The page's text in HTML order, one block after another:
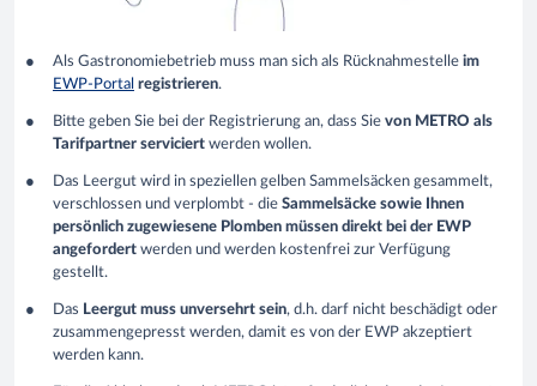
Als Gastronomiebetrieb muss man sich als Rücknahmestelle im
EWP-Portal registrieren.
Bitte geben Sie bei der Registrierung an, dass Sie von METRO als
Tarifpartner serviciert werden wollen.
Das Leergut wird in speziellen gelben Sammelsäcken gesammelt,
verschlossen und verplombt - die Sammelsäcke sowie Ihnen
persönlich zugewiesene Plomben müssen direkt bei der EWP
angefordert werden und werden kostenfrei zur Verfügung
gestellt.
Das Leergut muss unversehrt sein, d.h. darf nicht beschädigt oder
zusammengepresst werden, damit es von der EWP akzeptiert
werden kann.